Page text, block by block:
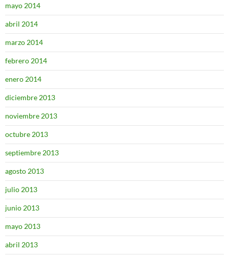
mayo 2014
abril 2014
marzo 2014
febrero 2014
enero 2014
diciembre 2013
noviembre 2013
octubre 2013
septiembre 2013
agosto 2013
julio 2013
junio 2013
mayo 2013
abril 2013